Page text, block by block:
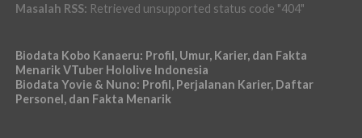
Masalah RSS: Retrieved unsupported status code "404"
Biodata Kobo Kanaeru: Profil, Umur, Karier, dan Fakta
Menarik VTuber Hololive Indonesia
Biodata Yovie & Nuno: Profil, Perjalanan Karier, Daftar
Personel, dan Fakta Menarik